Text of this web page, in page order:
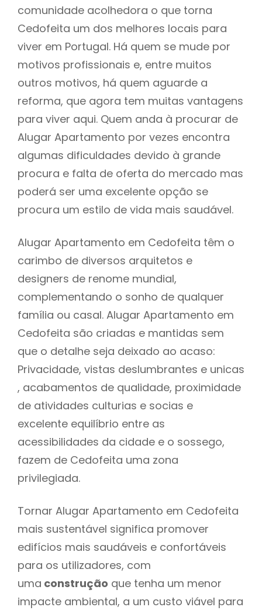
comunidade acolhedora o que torna
Cedofeita um dos melhores locais para
viver em Portugal. Há quem se mude por
motivos profissionais e, entre muitos
outros motivos, há quem aguarde a
reforma, que agora tem muitas vantagens
para viver aqui. Quem anda à procurar de
Alugar Apartamento por vezes encontra
algumas dificuldades devido à grande
procura e falta de oferta do mercado mas
poderá ser uma excelente opção se
procura um estilo de vida mais saudável.
Alugar Apartamento em Cedofeita têm o
carimbo de diversos arquitetos e
designers de renome mundial,
complementando o sonho de qualquer
família ou casal. Alugar Apartamento em
Cedofeita são criadas e mantidas sem
que o detalhe seja deixado ao acaso:
Privacidade, vistas deslumbrantes e unicas
, acabamentos de qualidade, proximidade
de atividades culturias e socias e
excelente equilíbrio entre as
acessibilidades da cidade e o sossego,
fazem de Cedofeita uma zona
privilegiada.
Tornar Alugar Apartamento em Cedofeita
mais sustentável significa promover
edifícios mais saudáveis e confortáveis
para os utilizadores, com
uma construção que tenha um menor
impacte ambiental, a um custo viável para